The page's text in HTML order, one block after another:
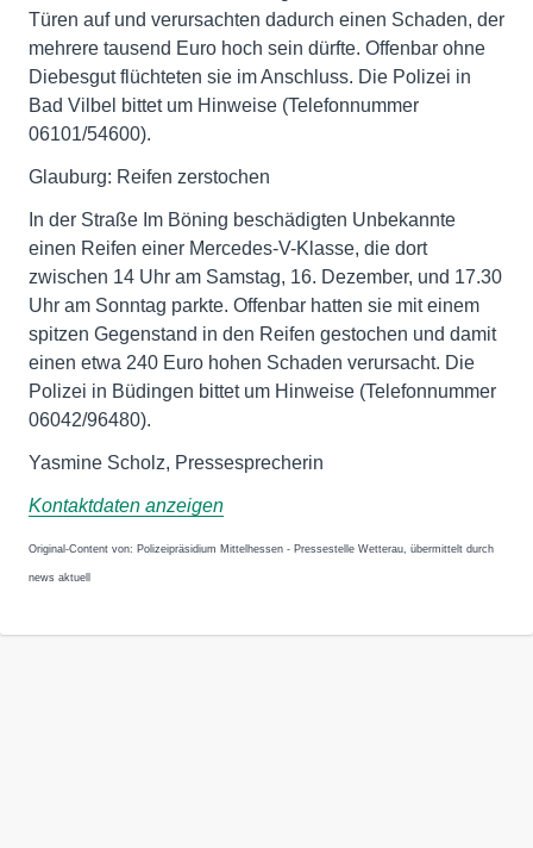
Türen auf und verursachten dadurch einen Schaden, der
mehrere tausend Euro hoch sein dürfte. Offenbar ohne
Diebesgut flüchteten sie im Anschluss. Die Polizei in
Bad Vilbel bittet um Hinweise (Telefonnummer
06101/54600).
Glauburg: Reifen zerstochen
In der Straße Im Böning beschädigten Unbekannte
einen Reifen einer Mercedes-V-Klasse, die dort
zwischen 14 Uhr am Samstag, 16. Dezember, und 17.30
Uhr am Sonntag parkte. Offenbar hatten sie mit einem
spitzen Gegenstand in den Reifen gestochen und damit
einen etwa 240 Euro hohen Schaden verursacht. Die
Polizei in Büdingen bittet um Hinweise (Telefonnummer
06042/96480).
Yasmine Scholz, Pressesprecherin
Kontaktdaten anzeigen
Original-Content von: Polizeipräsidium Mittelhessen - Pressestelle Wetterau, übermittelt durch
news aktuell